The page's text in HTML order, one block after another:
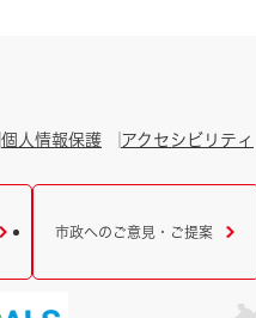
個人情報保護 アクセシビリティ
市政へのご意見・ご提案